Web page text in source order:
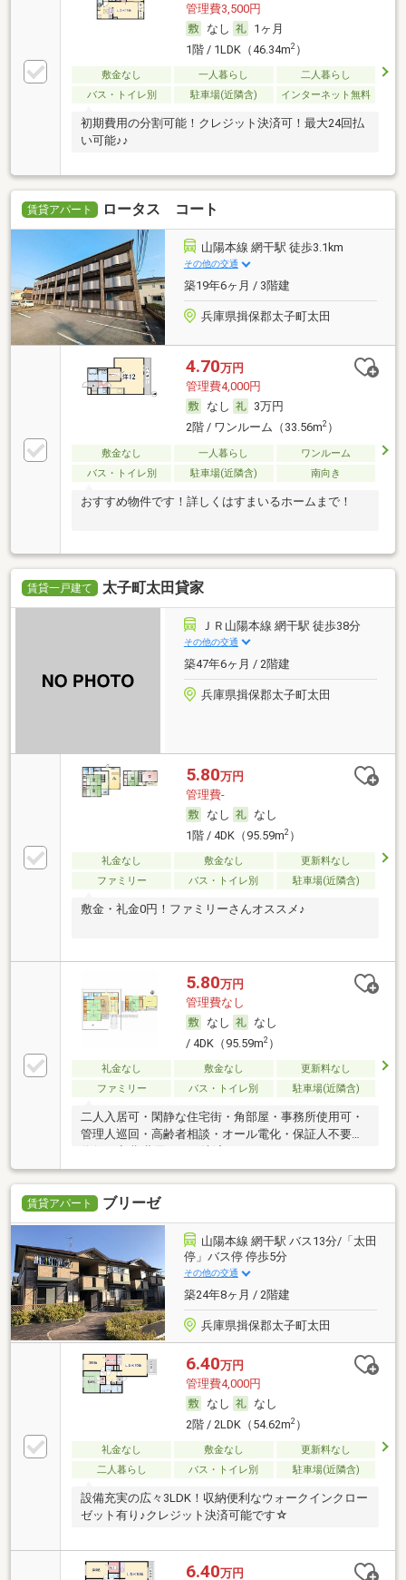
管理費3,500円
なし
1ヶ月
1階 / 1LDK（46.34m2）
敷金なし 一人暮らし
二人暮らし
バス・トイレ別
駐車場(近隣含) インターネット無料
初期費用の分割可能！クレジット決済可！最大24回払
い可能♪♪
賃貸アパート ロータス コート
山陽本線 網干駅 徒歩3.1km
その他の交通
築19年6ヶ月 / 3階建
兵庫県揖保郡太子町太田
4.70万円
管理費4,000円
なし
3万円
2階 / ワンルーム（33.56m2）
敷金なし 一人暮らし
ワンルーム
バス・トイレ別
駐車場(近隣含) 南向き
おすすめ物件です！詳しくはすまいるホームまで！
賃貸一戸建て 太子町太田貸家
ＪＲ山陽本線 網干駅 徒歩38分
その他の交通
築47年6ヶ月 / 2階建
兵庫県揖保郡太子町太田
5.80万円
管理費-
なし
なし
1階 / 4DK（95.59m2）
礼金なし 敷金なし
更新料なし
ファミリー
バス・トイレ別 駐車場(近隣含)
敷金・礼金0円！ファミリーさんオススメ♪
5.80万円
管理費なし
なし
なし
/ 4DK（95.59m2）
礼金なし 敷金なし
更新料なし
ファミリー
バス・トイレ別 駐車場(近隣含)
二人入居可・閑静な住宅街・角部屋・事務所使用可・
管理人巡回・高齢者相談・オール電化・保証人不要／
賃貸アパート ブリーゼ
山陽本線 網干駅 バス13分/「太田
停」バス停 停歩5分
その他の交通
築24年8ヶ月 / 2階建
兵庫県揖保郡太子町太田
6.40万円
管理費4,000円
なし
なし
2階 / 2LDK（54.62m2）
礼金なし 敷金なし
更新料なし
二人暮らし
バス・トイレ別 駐車場(近隣含)
設備充実の広々3LDK！収納便利なウォークインクロー
ゼット有り♪クレジット決済可能です☆
6.40万円